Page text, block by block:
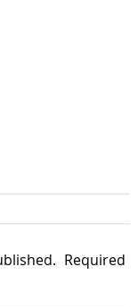
Required